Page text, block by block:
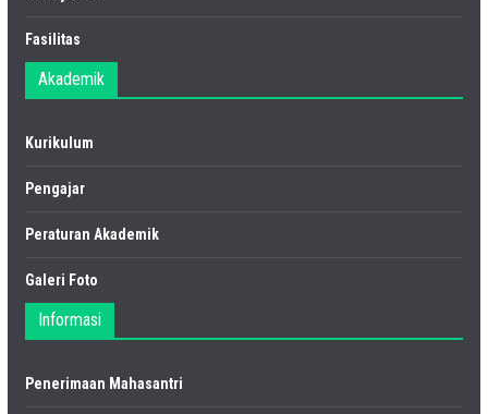
Fasilitas
Akademik
Kurikulum
Pengajar
Peraturan Akademik
Galeri Foto
Informasi
Penerimaan Mahasantri